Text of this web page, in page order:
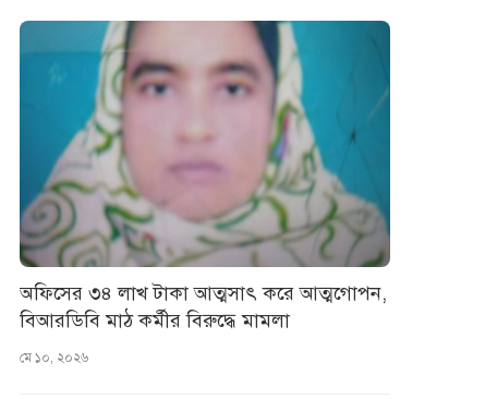
অফিসের ৩৪ লাখ টাকা আত্মসাৎ করে আত্মগোপন,
বিআরডিবি মাঠ কর্মীর বিরুদ্ধে মামলা
মে ১০, ২০২৬